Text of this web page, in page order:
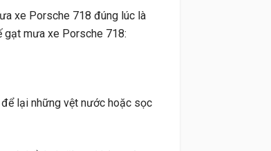
xe Porsche 718 đúng lúc là
gạt mưa xe Porsche 718:
lại những vệt nước hoặc sọc